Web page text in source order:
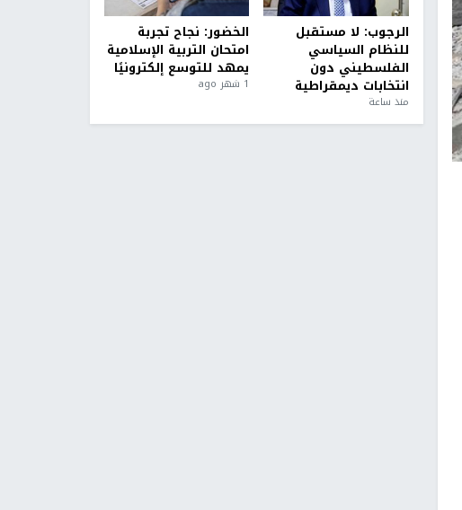
الرجوب: لا مستقبل
للنظام السياسي
الفلسطيني دون
انتخابات ديمقراطية
منذ ساعة
الخضور: نجاح تجربة
امتحان التربية الإسلامية
يمهد للتوسع إلكترونيًا
1 شهر ago